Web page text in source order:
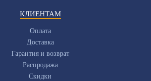
КЛИЕНТАМ
Оплата
Доставка
Гарантия и возврат
Распродажа
Скидки